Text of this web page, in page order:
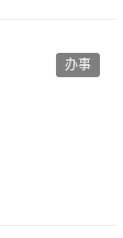
办事